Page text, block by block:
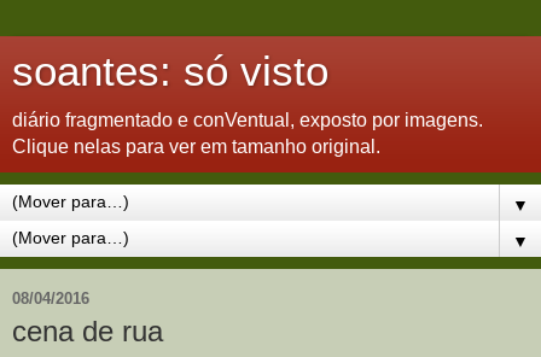
soantes: só visto
diário fragmentado e conVentual, exposto por imagens.
Clique nelas para ver em tamanho original.
▼
▼
08/04/2016
cena de rua